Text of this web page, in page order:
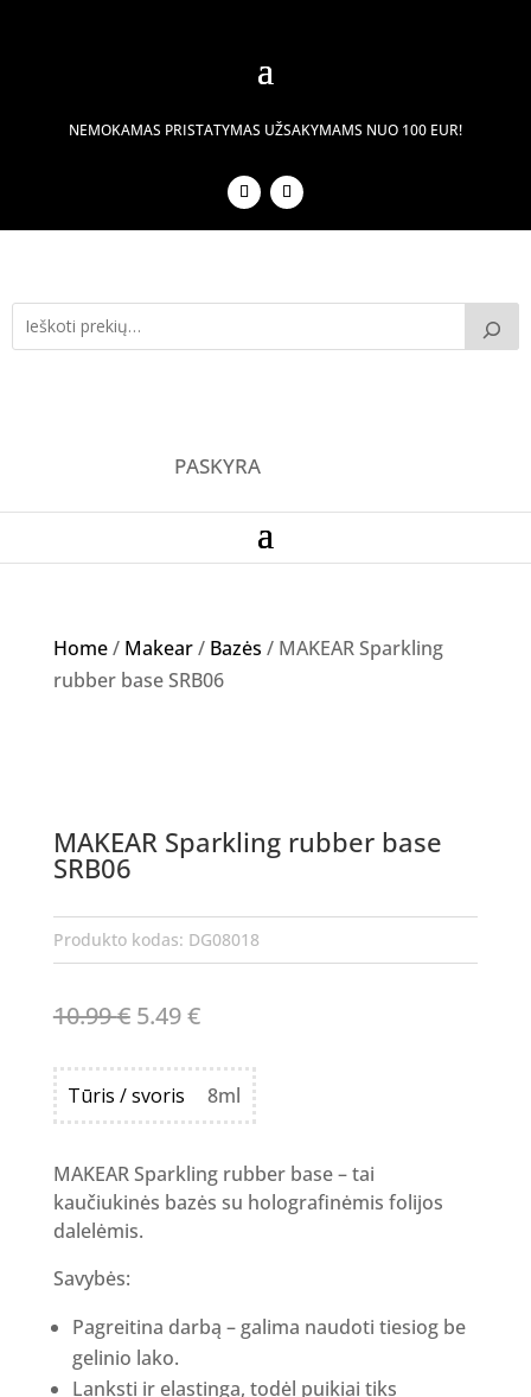
NEMOKAMAS PRISTATYMAS UŽSAKYMAMS NUO 100 EUR!
PASKYRA
Home/ Makear/ Bazės / MAKEAR Sparkling
rubber base SRB06
MAKEAR Sparkling rubber base
SRB06
Produkto kodas: DG08018
10.99€ Original
was:
10.99 €.
5.49€Current
is:
5.49 €.
Tūris / svoris 8ml
MAKEAR Sparkling rubber base – tai
kaučiukinės bazės su holografinėmis folijos
dalelėmis.
Savybės:
Pagreitina darbą – galima naudoti tiesiog be
gelinio lako.
Lanksti ir elastinga, todėl puikiai tiks